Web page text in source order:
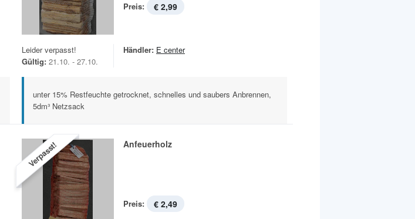
Preis: € 2,99
Leider verpasst!
Gültig: 21.10. - 27.10.
Händler: E center
unter 15% Restfeuchte getrocknet, schnelles und saubers Anbrennen,
5dm³ Netzsack
Verpasst! Anfeuerholz
Preis: € 2,49